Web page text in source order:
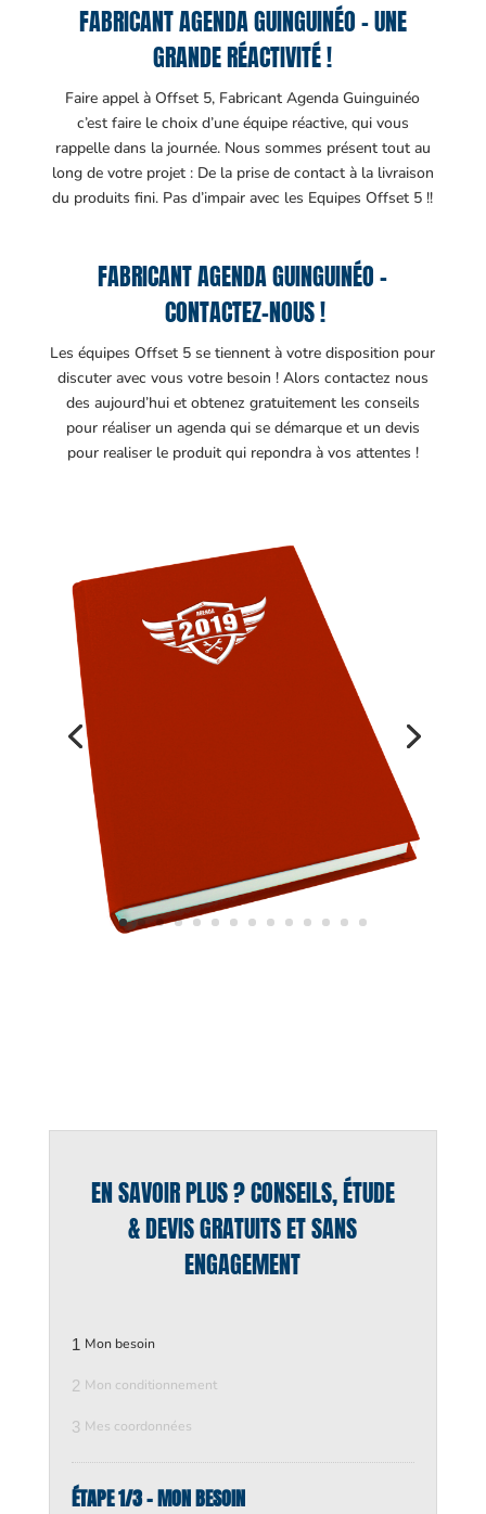
FABRICANT AGENDA GUINGUINÉO – UNE
GRANDE RÉACTIVITÉ !
Faire appel à Offset 5, Fabricant Agenda Guinguinéo
c’est faire le choix d’une équipe réactive, qui vous
rappelle dans la journée. Nous sommes présent tout au
long de votre projet : De la prise de contact à la livraison
du produits fini. Pas d’impair avec les Equipes Offset 5 !!
FABRICANT AGENDA GUINGUINÉO –
CONTACTEZ-NOUS !
Les équipes Offset 5 se tiennent à votre disposition pour
discuter avec vous votre besoin ! Alors contactez nous
des aujourd’hui et obtenez gratuitement les conseils
pour réaliser un agenda qui se démarque et un devis
pour realiser le produit qui repondra à vos attentes !
EN SAVOIR PLUS ? CONSEILS, ÉTUDE
& DEVIS GRATUITS ET SANS
ENGAGEMENT
1 Mon besoin
2 Mon conditionnement
3 Mes coordonnées
ÉTAPE 1/3 - MON BESOIN